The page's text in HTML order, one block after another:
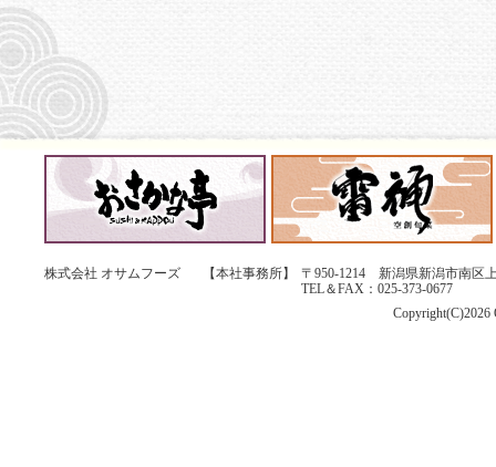
株式会社 オサムフーズ 【本社事務所】
〒950-1214 新潟県新潟市南区
TEL＆FAX：025-373-0677